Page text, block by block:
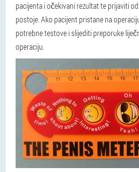
pacijenta i očekivani rezultat te prijaviti
postoje. Ako pacijent pristane na
potrebne testove i slijediti preporuke
operaciju.